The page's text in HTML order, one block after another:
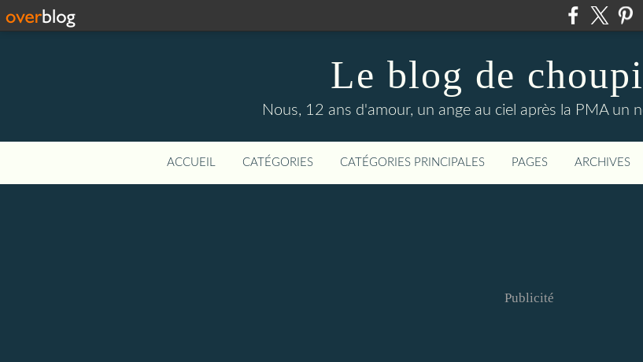
Le blog de
Nous, 12 ans d'amour, un ange au ciel après la PMA un
ACCUEIL CATÉGORIES CATÉGORIES PRINCIPALES PAGES ARCHIVES
Publicité